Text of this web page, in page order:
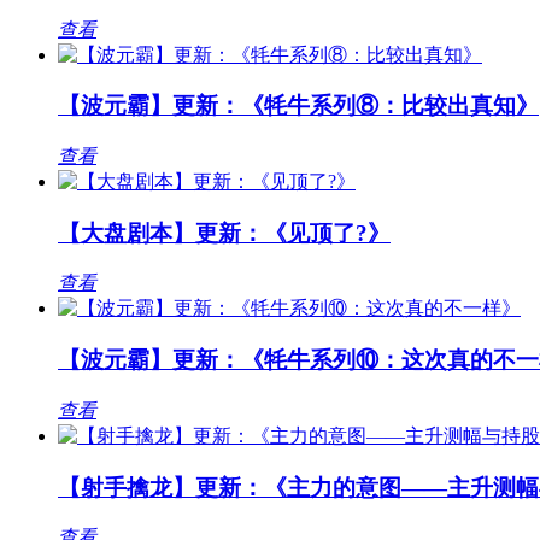
查看
【波元霸】更新：《牦牛系列⑧：比较出真知》
查看
【大盘剧本】更新：《见顶了?》
查看
【波元霸】更新：《牦牛系列⑩：这次真的不一
查看
【射手擒龙】更新：《主力的意图——主升测幅